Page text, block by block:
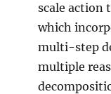
scale action
which
multi-step
multiple